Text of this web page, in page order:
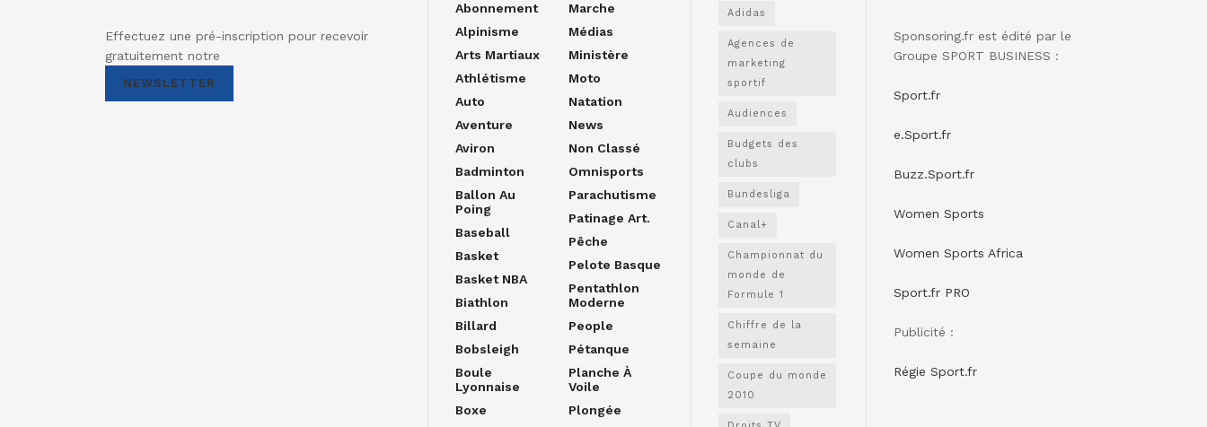
Effectuez une pré-inscription pour recevoir
gratuitement notre
NEWSLETTER
Abonnement
Alpinisme
Arts Martiaux
Athlétisme
Auto
Aventure
Aviron
Badminton
Ballon Au
Poing
Baseball
Basket
Basket NBA
Biathlon
Billard
Bobsleigh
Boule
Lyonnaise
Boxe
Marche
Médias
Ministère
Moto
Natation
News
Non Classé
Omnisports
Parachutisme
Patinage Art.
Pêche
Pelote Basque
Pentathlon
Moderne
People
Pétanque
Planche À
Voile
Plongée
Adidas
Agences de
marketing
sportif
Audiences
Budgets des
clubs
Bundesliga
Canal+
Championnat du
monde de
Formule 1
Chiffre de la
semaine
Coupe du monde
2010
Sponsoring.fr est édité par le
Groupe SPORT BUSINESS :
Sport.fr
e.Sport.fr
Buzz.Sport.fr
Women Sports
Women Sports Africa
Sport.fr PRO
Publicité :
Régie Sport.fr